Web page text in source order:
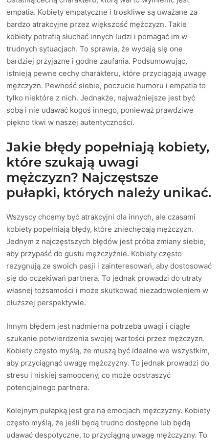
empatia. Kobiety empatyczne i troskliwe są uważane za
bardzo atrakcyjne przez większość mężczyzn. Takie
kobiety potrafią słuchać innych ludzi i pomagać im w
trudnych sytuacjach. To sprawia, że wydają się one
bardziej przyjazne i godne zaufania. Podsumowując,
istnieją pewne cechy charakteru, które przyciągają uwagę
mężczyzn. Pewność siebie, poczucie humoru i empatia to
tylko niektóre z nich. Jednakże, najważniejsze jest być
sobą i nie udawać kogoś innego, ponieważ prawdziwe
piękno tkwi w naszej autentyczności.
Jakie błędy popełniają kobiety,
które szukają uwagi
mężczyzn? Najczęstsze
pułapki, których należy unikać.
Wszyscy chcemy być atrakcyjni dla innych, ale czasami
kobiety popełniają błędy, które zniechęcają mężczyzn.
Jednym z najczęstszych błędów jest próba zmiany siebie,
aby przypaść do gustu mężczyźnie. Kobiety często
rezygnują ze swoich pasji i zainteresowań, aby dostosować
się do oczekiwań partnera. To jednak prowadzi do utraty
własnej tożsamości i może skutkować niezadowoleniem w
dłuższej perspektywie.
Innym błędem jest nadmierna potrzeba uwagi i ciągłe
szukanie potwierdzenia swojej wartości przez mężczyzn.
Kobiety często myślą, że muszą być idealne we wszystkim,
aby przyciągnąć uwagę mężczyzny. To jednak prowadzi do
stresu i niskiej samooceny, co może odstraszyć
potencjalnego partnera.
Kolejnym pułapką jest gra na emocjach mężczyzny. Kobiety
często myślą, że jeśli będą trudno dostępne lub będą
udawać despotyczne, to przyciągną uwagę mężczyzny. To